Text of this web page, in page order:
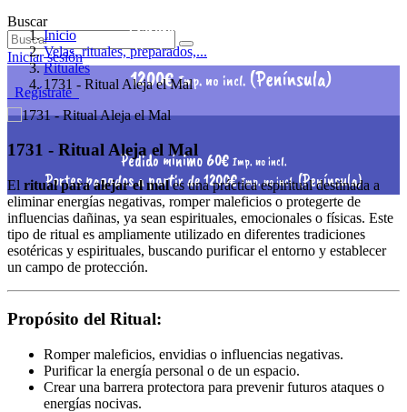
Buscar
Iniciar sesión
Regístrate
Pedido mínimo 60€ Imp. no incl.
Portes pagados a partir de 1200€Imp. no incl.(Península)
Pedido mínimo 60€
Portes pagados a partir de
1200€Imp. no incl. (Península)
Inicio
Velas, rituales, preparados,...
Rituales
1731 - Ritual Aleja el Mal
1731 - Ritual Aleja el Mal
El ritual para alejar el males una práctica espiritual destinada a
eliminar energías negativas, romper maleficios o protegerte de
influencias dañinas, ya sean espirituales, emocionales o físicas. Este
tipo de ritual es ampliamente utilizado en diferentes tradiciones
esotéricas y espirituales, buscando purificar el entorno y establecer
un campo de protección.
Propósito del Ritual:
Romper maleficios, envidias o influencias negativas.
Purificar la energía personal o de un espacio.
Crear una barrera protectora para prevenir futuros ataques o
energías nocivas.